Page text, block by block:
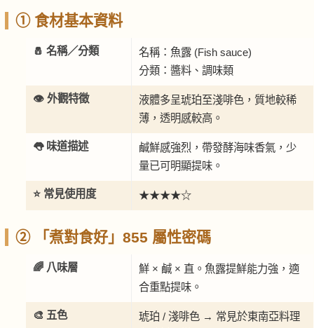
① 食材基本資料
🧂 名稱／分類
名稱：魚露 (Fish sauce)
分類：醬料、調味類
👁️ 外觀特徵
液體多呈琥珀至淺啡色，質地較稀
薄，透明感較高。
👅 味道描述
鹹鮮感強烈，帶發酵海味香氣，少
量已可明顯提味。
⭐ 常見使用度 ★★★★☆
② 「煮對食好」855 屬性密碼
🌈 八味層
鮮 × 鹹 × 直。魚露提鮮能力強，適
合重點提味。
🎨 五色
琥珀 / 淺啡色 → 常見於東南亞料理